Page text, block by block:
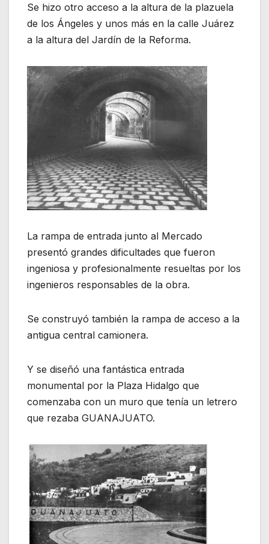
Se hizo otro acceso a la altura de la plazuela
de los Ángeles y unos más en la calle Juárez
a la altura del Jardín de la Reforma.
La rampa de entrada junto al Mercado
presentó grandes dificultades que fueron
ingeniosa y profesionalmente resueltas por los
ingenieros responsables de la obra.
Se construyó también la rampa de acceso a la
antigua central camionera.
Y se diseñó una fantástica entrada
monumental por la Plaza Hidalgo que
comenzaba con un muro que tenía un letrero
que rezaba GUANAJUATO.